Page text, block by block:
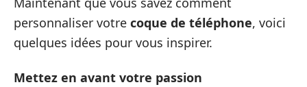
personnaliser votre coque de téléphone, voici
quelques idées pour vous inspirer.
Mettez en avant votre passion